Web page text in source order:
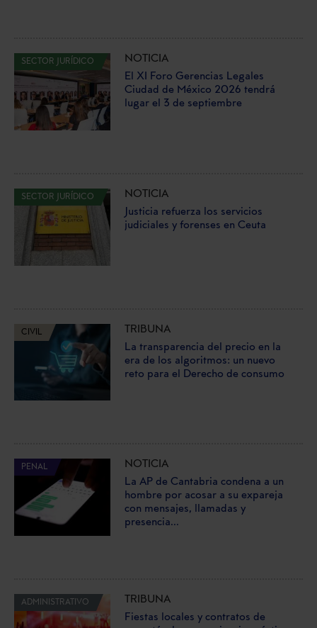
SECTOR JURÍDICO
NOTICIA
El XI Foro Gerencias Legales
Ciudad de México 2026 tendrá
lugar el 3 de septiembre
SECTOR JURÍDICO
NOTICIA
Justicia refuerza los servicios
judiciales y forenses en Ceuta
CIVIL
TRIBUNA
La transparencia del precio en la
era de los algoritmos: un nuevo
reto para el Derecho de consumo
PENAL
NOTICIA
La AP de Cantabria condena a un
hombre por acosar a su expareja
con mensajes, llamadas y
presencia...
ADMINISTRATIVO
TRIBUNA
Fiestas locales y contratos de